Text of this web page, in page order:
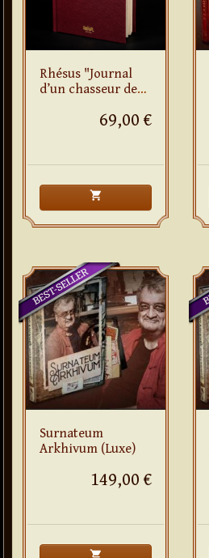
Rhésus "Journal
d’un chasseur de
69,00 €
shopping_cart
Surnateum
Arkhivum (Luxe)
149,00 €
shopping_cart